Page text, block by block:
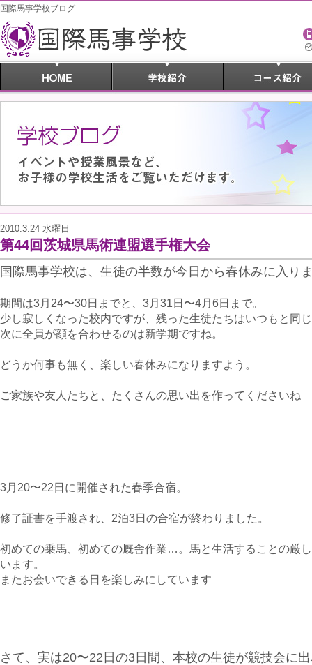
国際馬事学校ブログ
2010.3.24 水曜日
第44回茨城県馬術連盟選手権大会
国際馬事学校は、生徒の半数が今日から春休みに入り
期間は3月24〜30日までと、3月31日〜4月6日まで。
少し寂しくなった校内ですが、残った生徒たちはいつもと同
次に全員が顔を合わせるのは新学期ですね。
どうか何事も無く、楽しい春休みになりますよう。
ご家族や友人たちと、たくさんの思い出を作ってくださいね
3月20〜22日に開催された春季合宿。
修了証書を手渡され、2泊3日の合宿が終わりました。
初めての乗馬、初めての厩舎作業…。馬と生活することの厳
います。
またお会いできる日を楽しみにしています
さて、実は20〜22日の3日間、本校の生徒が競技会に